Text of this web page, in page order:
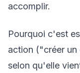
accomplir.
Pourquoi c'est
action ("créer un
selon qu'elle